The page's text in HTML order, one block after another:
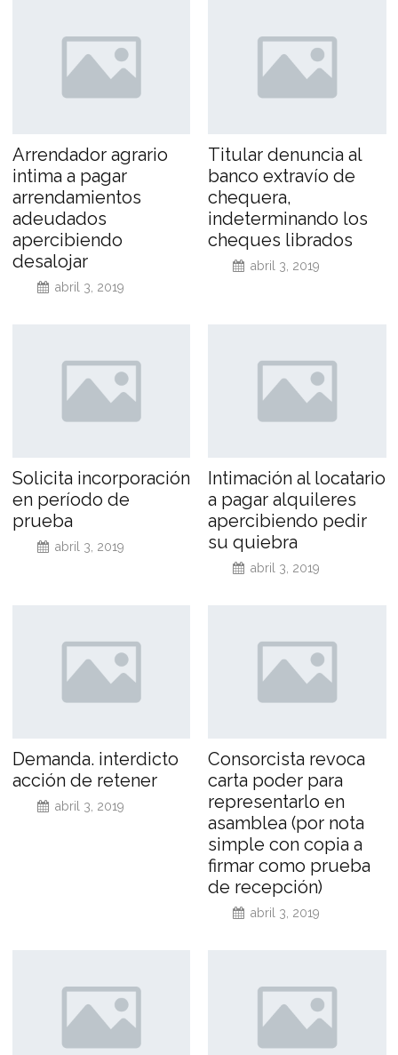
Arrendador agrario
intima a pagar
arrendamientos
adeudados
apercibiendo
desalojar
abril 3, 2019
Titular denuncia al
banco extravío de
chequera,
indeterminando los
cheques librados
abril 3, 2019
Solicita incorporación
en período de
prueba
abril 3, 2019
Intimación al locatario
a pagar alquileres
apercibiendo pedir
su quiebra
abril 3, 2019
Demanda. interdicto
acción de retener
abril 3, 2019
Consorcista revoca
carta poder para
representarlo en
asamblea (por nota
simple con copia a
firmar como prueba
de recepción)
abril 3, 2019